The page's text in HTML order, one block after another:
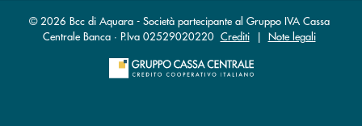
© 2026 Bcc di Aquara - Società partecipante al Gruppo IVA Cassa
Centrale Banca · P.Iva 02529020220 Crediti| Note legali